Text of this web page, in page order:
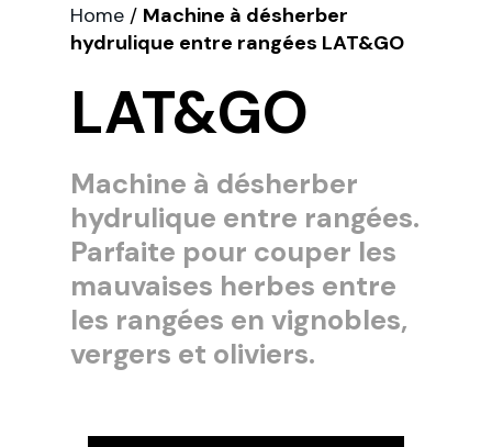
Home / Machine à désherber
hydrulique entre rangées LAT&GO
LAT&GO
Machine à désherber
hydrulique entre rangées.
Parfaite pour couper les
mauvaises herbes entre
les rangées en vignobles,
vergers et oliviers.